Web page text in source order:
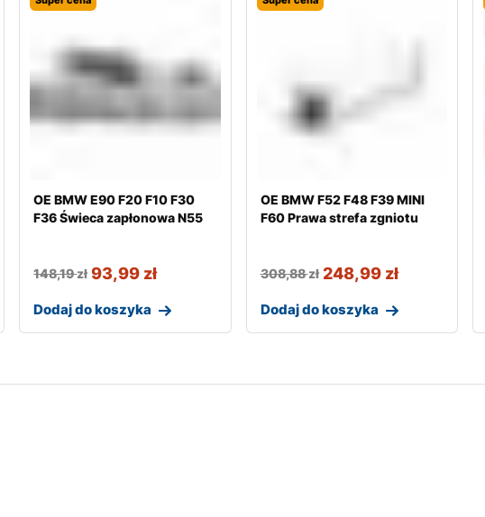
OE BMW E90 F20 F10 F30
F36 Świeca zapłonowa N55
148,19zł 93,99 zł
Dodaj do koszyka
OE BMW F52 F48 F39 MINI
F60 Prawa strefa zgniotu
308,88zł 248,99 zł
Dodaj do koszyka